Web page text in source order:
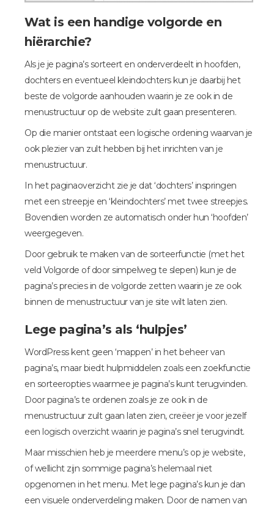
Wat is een handige volgorde en
hiërarchie?
Als je je pagina’s sorteert en onderverdeelt in hoofden,
dochters en eventueel kleindochters kun je daarbij het
beste de volgorde aanhouden waarin je ze ook in de
menustructuur op de website zult gaan presenteren.
Op die manier ontstaat een logische ordening waarvan je
ook plezier van zult hebben bij het inrichten van je
menustructuur.
In het paginaoverzicht zie je dat ‘dochters’ inspringen
met een streepje en ‘kleindochters’ met twee streepjes.
Bovendien worden ze automatisch onder hun ‘hoofden’
weergegeven.
Door gebruik te maken van de sorteerfunctie (met het
veld Volgorde of door simpelweg te slepen) kun je de
pagina’s precies in de volgorde zetten waarin je ze ook
binnen de menustructuur van je site wilt laten zien.
Lege pagina’s als ‘hulpjes’
WordPress kent geen ‘mappen’ in het beheer van
pagina’s, maar biedt hulpmiddelen zoals een zoekfunctie
en sorteeropties waarmee je pagina’s kunt terugvinden.
Door pagina’s te ordenen zoals je ze ook in de
menustructuur zult gaan laten zien, creëer je voor jezelf
een logisch overzicht waarin je pagina’s snel terugvindt.
Maar misschien heb je meerdere menu’s op je website,
of wellicht zijn sommige pagina’s helemaal niet
opgenomen in het menu. Met lege pagina’s kun je dan
een visuele onderverdeling maken. Door de namen van